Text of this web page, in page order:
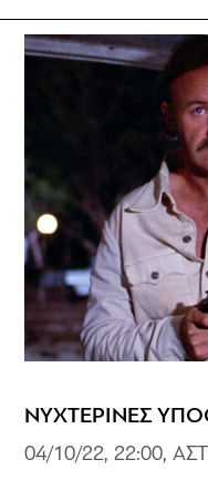
ΝΥΧΤΕΡΙΝΕΣ
04/10/22, 22:00,